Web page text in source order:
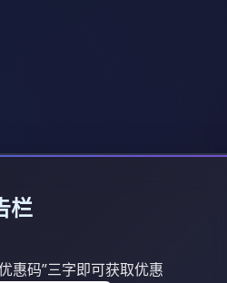
栏
惠码”三字即可获取优惠